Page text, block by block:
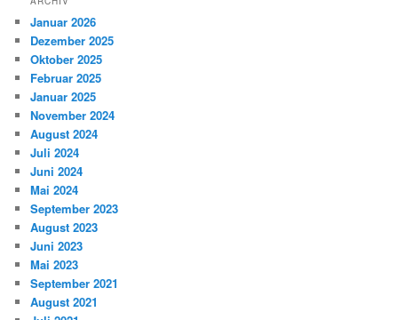
Januar 2026
Dezember 2025
Oktober 2025
Februar 2025
Januar 2025
November 2024
August 2024
Juli 2024
Juni 2024
Mai 2024
September 2023
August 2023
Juni 2023
Mai 2023
September 2021
August 2021